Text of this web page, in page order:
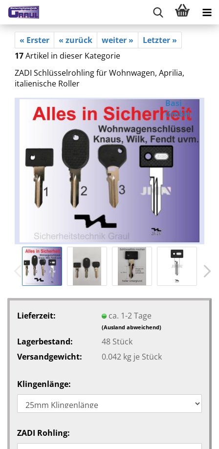
« Erster « zurück weiter »
Letzter »
17Artikel in dieser Kategorie
ZADI Schlüsselrohling für Wohnwagen, Aprilia,
italienische Roller
Basi
GmbH
Lieferzeit: ca. 1-2 Tage
(Ausland abweichend)
Lagerbestand: 48 Stück
Versandgewicht:
0.042kg je Stück
Klingenlänge:
ZADI Rohling: